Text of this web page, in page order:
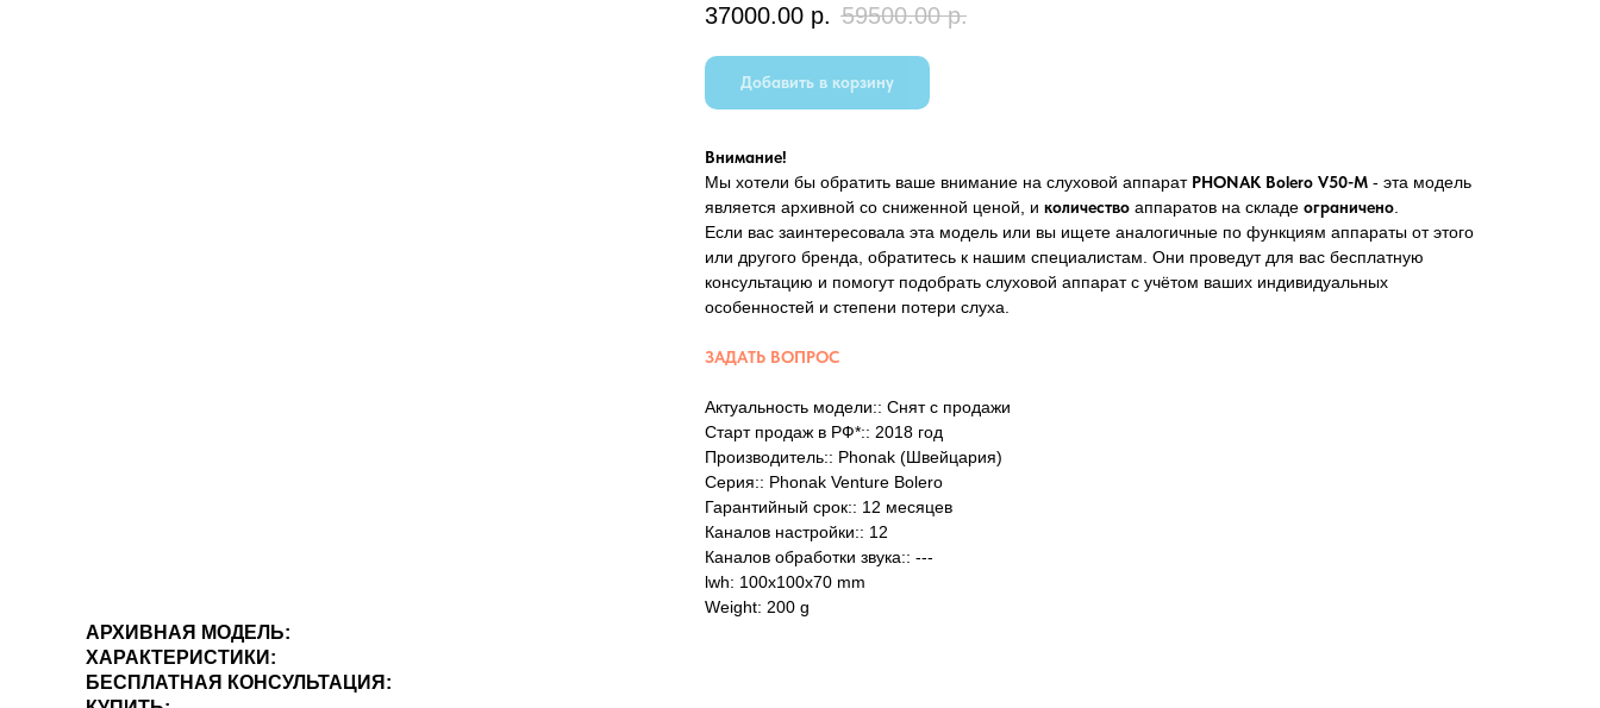
37000.00 р. 59500.00 р.
Добавить в корзину
Внимание!
Мы хотели бы обратить ваше внимание на слуховой аппарат PHONAK Bolero V50-M - эта модель
является архивной со сниженной ценой, и количество аппаратов на складе ограничено.
Если вас заинтересовала эта модель или вы ищете аналогичные по функциям аппараты от этого
или другого бренда, обратитесь к нашим специалистам. Они проведут для вас бесплатную
консультацию и помогут подобрать слуховой аппарат с учётом ваших индивидуальных
особенностей и степени потери слуха.
ЗАДАТЬ ВОПРОС
Актуальность модели:: Снят с продажи
Старт продаж в РФ*:: 2018 год
Производитель:: Phonak (Швейцария)
Серия:: Phonak Venture Bolero
Гарантийный срок:: 12 месяцев
Каналов настройки:: 12
Каналов обработки звука:: ---
lwh: 100x100x70 mm
Weight: 200 g
АРХИВНАЯ МОДЕЛЬ:
ХАРАКТЕРИСТИКИ:
БЕСПЛАТНАЯ КОНСУЛЬТАЦИЯ: